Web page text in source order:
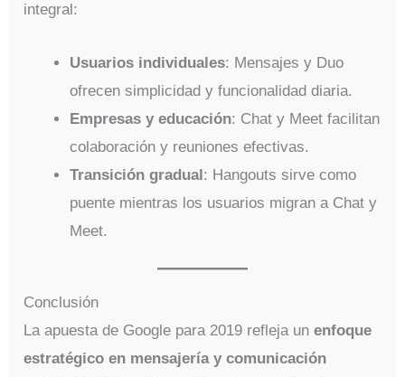
integral:
Usuarios individuales: Mensajes y Duo
ofrecen simplicidad y funcionalidad diaria.
Empresas y educación: Chat y Meet facilitan
colaboración y reuniones efectivas.
Transición gradual: Hangouts sirve como
puente mientras los usuarios migran a Chat y
Meet.
Conclusión
La apuesta de Google para 2019 refleja unenfoque
estratégico en mensajería y comunicación